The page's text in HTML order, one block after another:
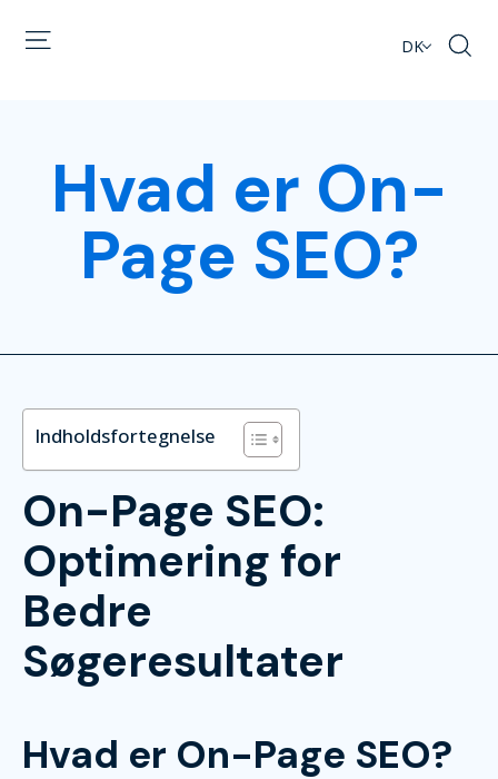
DK
Hvad er On-
Page SEO?
Indholdsfortegnelse
On-Page SEO:
Optimering for
Bedre
Søgeresultater
Hvad er On-Page SEO?